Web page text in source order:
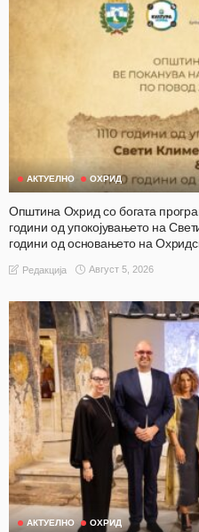
АКТУЕЛНО ОХРИД
Општина Охрид со богата
години од упокојувањето на
години од основањето на
Редакција Август 5, 2026
АКТУЕЛНО ОХРИД